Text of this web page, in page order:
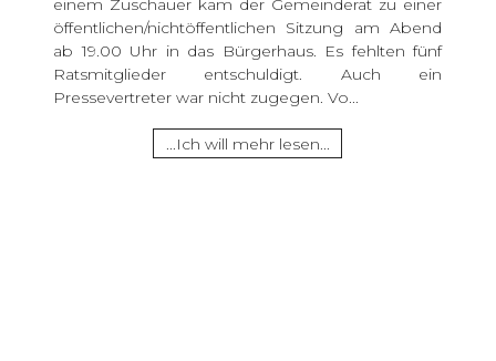
einem Zuschauer kam der Gemeinderat zu einer
öffentlichen/nichtöffentlichen Sitzung am Abend
ab 19.00 Uhr in das Bürgerhaus. Es fehlten fünf
Ratsmitglieder entschuldigt. Auch ein
Pressevertreter war nicht zugegen. Vo...
...Ich will mehr lesen...